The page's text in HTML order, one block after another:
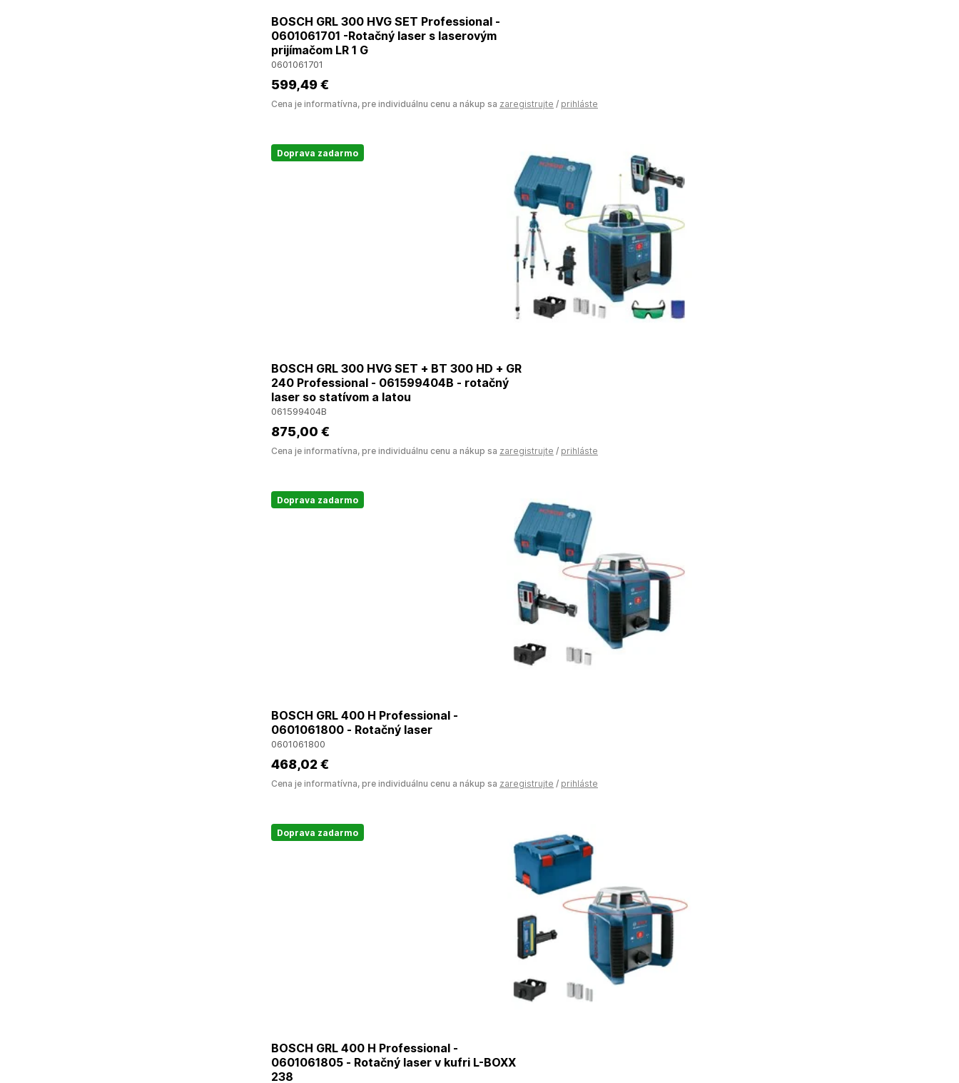
BOSCH GRL 300 HVG SET Professional -
0601061701 -Rotačný laser s laserovým
prijímačom LR 1 G
0601061701
599,49 €
Cena je informatívna, pre individuálnu cenu a nákup sa zaregistrujte / prihláste
Doprava zadarmo
BOSCH GRL 300 HVG SET + BT 300 HD + GR
240 Professional - 061599404B - rotačný
laser so statívom a latou
061599404B
875,00 €
Cena je informatívna, pre individuálnu cenu a nákup sa zaregistrujte / prihláste
Doprava zadarmo
BOSCH GRL 400 H Professional -
0601061800 - Rotačný laser
0601061800
468,02 €
Cena je informatívna, pre individuálnu cenu a nákup sa zaregistrujte / prihláste
Doprava zadarmo
BOSCH GRL 400 H Professional -
0601061805 - Rotačný laser v kufri L-BOXX
238